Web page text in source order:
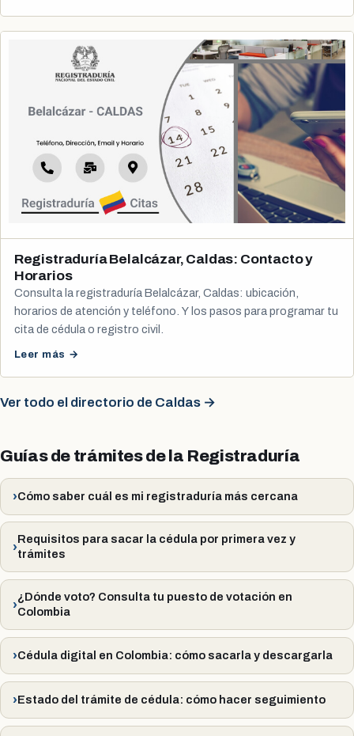
Registraduría Belalcázar, Caldas: Contacto y
Horarios
Consulta la registraduría Belalcázar, Caldas: ubicación,
horarios de atención y teléfono. Y los pasos para programar tu
cita de cédula o registro civil.
Leer más →
Ver todo el directorio de Caldas →
Guías de trámites de la Registraduría
Cómo saber cuál es mi registraduría más cercana
Requisitos para sacar la cédula por primera vez y
trámites
¿Dónde voto? Consulta tu puesto de votación en
Colombia
Cédula digital en Colombia: cómo sacarla y descargarla
Estado del trámite de cédula: cómo hacer seguimiento